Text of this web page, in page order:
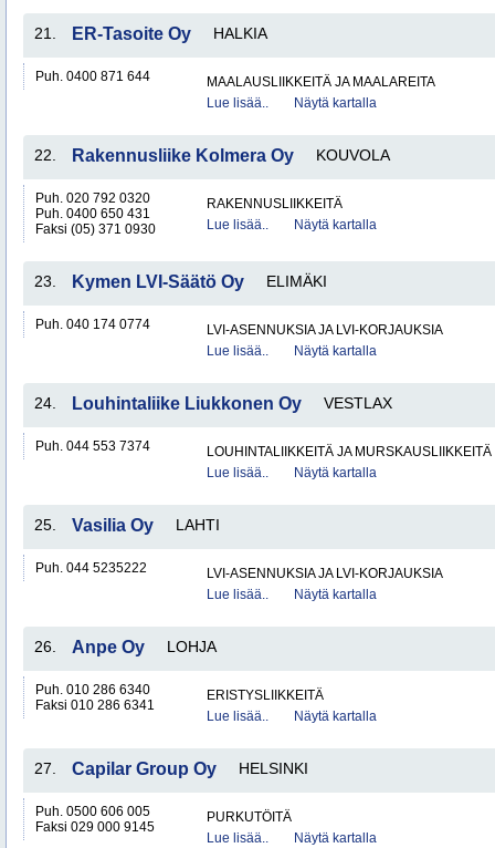
21. ER-Tasoite Oy HALKIA
Puh. 0400 871 644
MAALAUSLIIKKEITÄ JA MAALAREITA
Lue lisää..
Näytä kartalla
22. Rakennusliike Kolmera Oy KOUVOLA
Puh. 020 792 0320
Puh. 0400 650 431
Faksi (05) 371 0930
RAKENNUSLIIKKEITÄ
Lue lisää..
Näytä kartalla
23. Kymen LVI-Säätö Oy ELIMÄKI
Puh. 040 174 0774
LVI-ASENNUKSIA JA LVI-KORJAUKSIA
Lue lisää..
Näytä kartalla
24. Louhintaliike Liukkonen Oy VESTLAX
Puh. 044 553 7374
LOUHINTALIIKKEITÄ JA MURSKAUSLIIKKEITÄ
Lue lisää..
Näytä kartalla
25. Vasilia Oy LAHTI
Puh. 044 5235222
LVI-ASENNUKSIA JA LVI-KORJAUKSIA
Lue lisää..
Näytä kartalla
26. Anpe Oy LOHJA
Puh. 010 286 6340
Faksi 010 286 6341
ERISTYSLIIKKEITÄ
Lue lisää..
Näytä kartalla
27. Capilar Group Oy HELSINKI
Puh. 0500 606 005
Faksi 029 000 9145
PURKUTÖITÄ
Lue lisää..
Näytä kartalla